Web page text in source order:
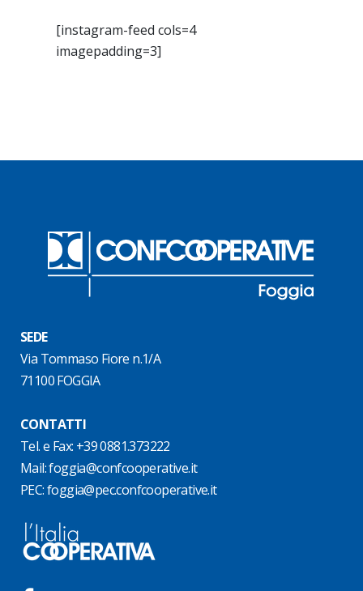
[instagram-feed cols=4
imagepadding=3]
SEDE
Via Tommaso Fiore n.1/A
71100 FOGGIA
CONTATTI
Tel. e Fax: +39 0881.373222
Mail:foggia@confcooperative.it
PEC:foggia@pec.confcooperative.it